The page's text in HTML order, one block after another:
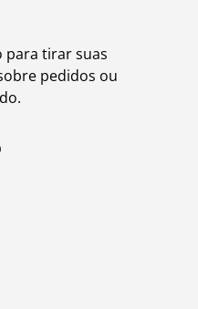
para tirar suas
pedidos ou